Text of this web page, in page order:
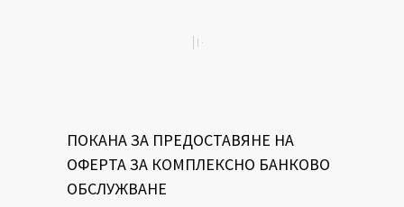
ПОКАНА ЗА ПРЕДОСТАВЯНЕ НА
ОФЕРТА ЗА КОМПЛЕКСНО БАНКОВО
ОБСЛУЖВАНЕ